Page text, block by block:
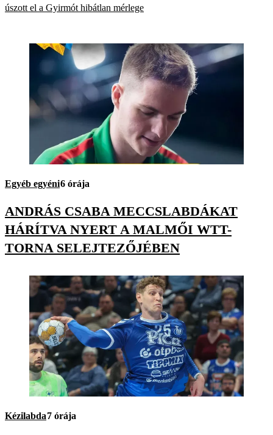
úszott el a Gyirmót hibátlan mérlege
Egyéb egyéni6 órája
ANDRÁS CSABA MECCSLABDÁKAT
HÁRÍTVA NYERT A MALMŐI WTT-
TORNA SELEJTEZŐJÉBEN
Kézilabda7 órája